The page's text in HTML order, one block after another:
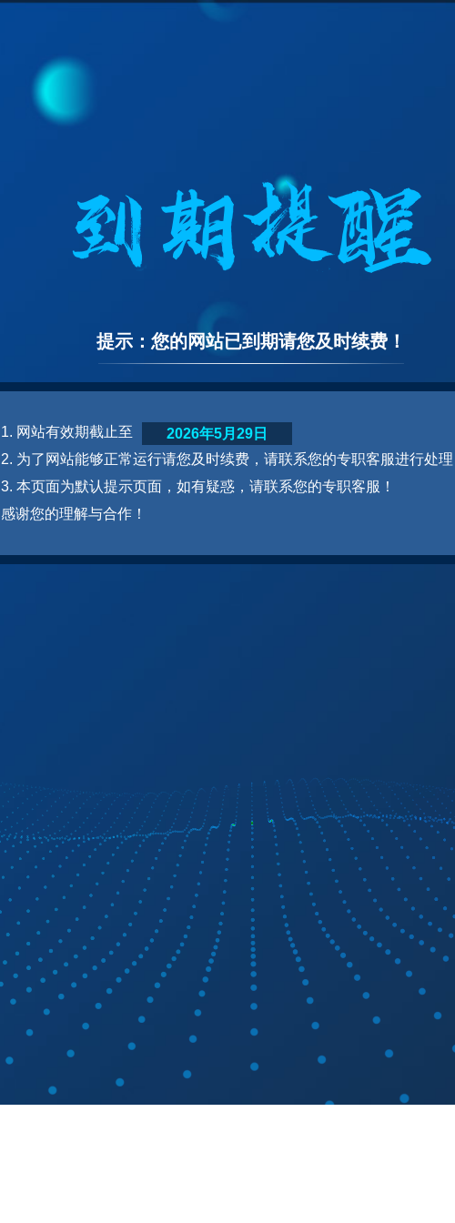
提示：您的网站已到期请您及时续费！
1. 网站有效期截止至
2. 为了网站能够正常运行请您及时续费，请联系您的专职客服进行处
3. 本页面为默认提示页面，如有疑惑，请联系您的专职客服！
感谢您的理解与合作！
2026年5月29日